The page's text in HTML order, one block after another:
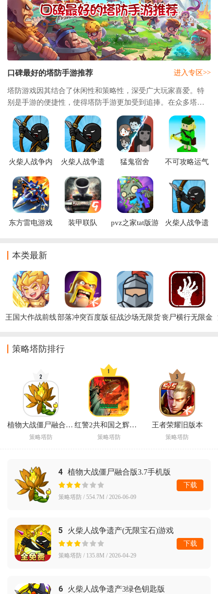
口碑最好的塔防手游推荐
塔防游戏因其结合了休闲性和策略性，深受广大玩家喜爱。特
别是手游的便捷性，使得塔防手游更加受到追捧。在众多塔防
手游中，有几款游戏因其出色的品质和良好的玩家反馈，被认
为是口碑最好的塔防手游。特别是王国保卫
进入专区>>
火柴人战争内
匙版
火柴人战争遗
下同款
猛鬼宿舍
不可攻略运气
(Impossible
Luck Defense
2)
东方雷电游戏
装甲联队
pvz之家tat版游
火柴人战争遗
本类最新
王国大作战前线部落冲突百度版 征战沙场无限货丧尸横行无限金
策略塔防排行
植物大战僵尸融合版3.8辅助菜单版(PlantsVsZombiesRH)
策略塔防
红警2共和国之辉手机版下载
策略塔防
王者荣耀旧版本
策略塔防
4 植物大战僵尸融合版3.7手机版
(PlantsVsZombiesRH)
策略塔防 / 554.7M / 2026-06-09
下载
5 火柴人战争遗产(无限宝石)游戏
策略塔防 / 135.8M / 2026-04-29
下载
6 火柴人战争遗产3绿色钥匙版